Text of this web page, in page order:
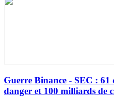
Guerre Binance - SEC : 61
danger et 100 milliards de